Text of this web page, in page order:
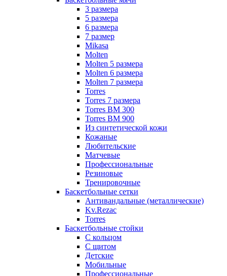
3 размера
5 размера
6 размера
7 размер
Mikasa
Molten
Molten 5 размера
Molten 6 размера
Molten 7 размера
Torres
Torres 7 размера
Torres BM 300
Torres BM 900
Из синтетической кожи
Кожаные
Любительские
Матчевые
Профессиональные
Резиновые
Тренировочные
Баскетбольные сетки
Антивандальные (металлические)
Kv.Rezac
Torres
Баскетбольные стойки
С кольцом
С щитом
Детские
Мобильные
Профессиональные